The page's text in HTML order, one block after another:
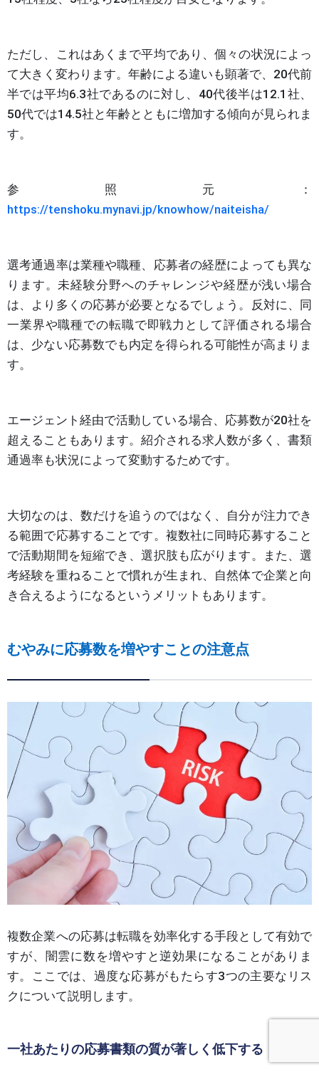
ただし、これはあくまで平均であり、個々の状況によっ
て大きく変わります。年齢による違いも顕著で、20代前
半では平均6.3社であるのに対し、40代後半は12.1社、
50代では14.5社と年齢とともに増加する傾向が見られま
す。
参照元：
https://tenshoku.mynavi.jp/knowhow/naiteisha/
選考通過率は業種や職種、応募者の経歴によっても異な
ります。未経験分野へのチャレンジや経歴が浅い場合
は、より多くの応募が必要となるでしょう。反対に、同
一業界や職種での転職で即戦力として評価される場合
は、少ない応募数でも内定を得られる可能性が高まりま
す。
エージェント経由で活動している場合、応募数が20社を
超えることもあります。紹介される求人数が多く、書類
通過率も状況によって変動するためです。
大切なのは、数だけを追うのではなく、自分が注力でき
る範囲で応募することです。複数社に同時応募すること
で活動期間を短縮でき、選択肢も広がります。また、選
考経験を重ねることで慣れが生まれ、自然体で企業と向
き合えるようになるというメリットもあります。
むやみに応募数を増やすことの注意点
複数企業への応募は転職を効率化する手段として有効で
すが、闇雲に数を増やすと逆効果になることがありま
す。ここでは、過度な応募がもたらす3つの主要なリス
クについて説明します。
一社あたりの応募書類の質が著しく低下する